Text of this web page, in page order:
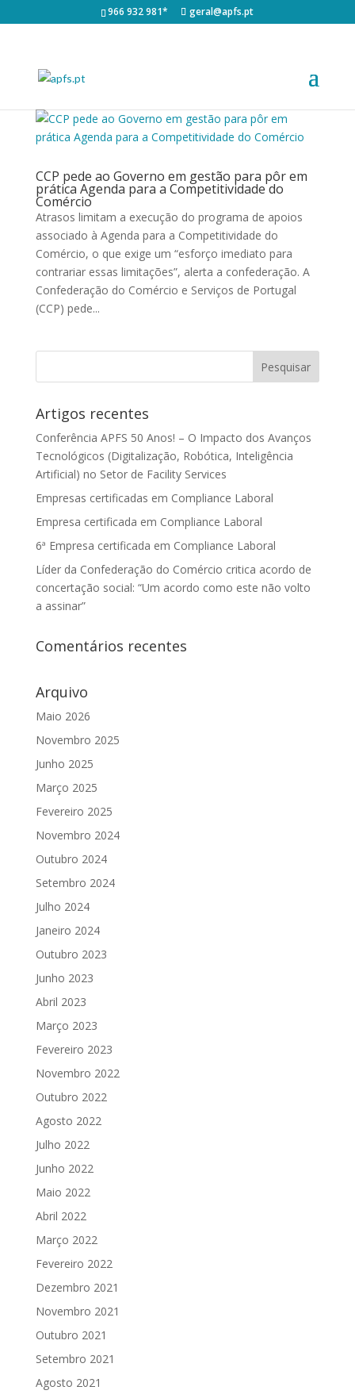
966 932 981* geral@apfs.pt
CCP pede ao Governo em gestão para pôr em
prática Agenda para a Competitividade do
Comércio
Atrasos limitam a execução do programa de apoios
associado à Agenda para a Competitividade do
Comércio, o que exige um “esforço imediato para
contrariar essas limitações”, alerta a confederação. A
Confederação do Comércio e Serviços de Portugal
(CCP) pede...
Artigos recentes
Conferência APFS 50 Anos! – O Impacto dos Avanços
Tecnológicos (Digitalização, Robótica, Inteligência
Artificial) no Setor de Facility Services
Empresas certificadas em Compliance Laboral
Empresa certificada em Compliance Laboral
6ª Empresa certificada em Compliance Laboral
Líder da Confederação do Comércio critica acordo de
concertação social: “Um acordo como este não volto
a assinar”
Comentários recentes
Arquivo
Maio 2026
Novembro 2025
Junho 2025
Março 2025
Fevereiro 2025
Novembro 2024
Outubro 2024
Setembro 2024
Julho 2024
Janeiro 2024
Outubro 2023
Junho 2023
Abril 2023
Março 2023
Fevereiro 2023
Novembro 2022
Outubro 2022
Agosto 2022
Julho 2022
Junho 2022
Maio 2022
Abril 2022
Março 2022
Fevereiro 2022
Dezembro 2021
Novembro 2021
Outubro 2021
Setembro 2021
Agosto 2021